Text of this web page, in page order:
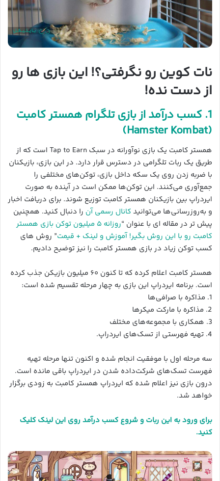
نات کوین رو نگرفتی؟! این بازی ها رو
از دست نده!
1. کسب درآمد از بازی تلگرام همستر کامبت
(Hamster Kombat)
همستر کامبت یک بازی نوآورانه در سبک Tap to Earn است که از
طریق یک ربات تلگرامی در دسترس قرار دارد. در این بازی، بازیکنان
با ضربه زدن روی یک سکه داخل بازی، توکن‌های مختلفی را
جمع‌آوری می‌کنند. این توکن‌ها ممکن است در آینده به صورت
ایردراپ بین بازیکنان همستر کامبت توزیع شوند. برای دریافت اخبار
و به‌روزرسانی‌ها می‌توانید کانال رسمی آن را دنبال کنید. همچنین
پیش تر در مقاله ای با عنوان “
روزانه ۵ میلیون توکن بازی همستر
کامبت رو با این روش بگیر! آموزش و لینک + قیمت” روش های
کسب توکن زیاد در بازی همستر کامبت را نیز توضیح دادیم.
همستر کامبت اعلام کرده که تا کنون ۶۰ میلیون بازیکن جذب کرده
است. برنامه ایردراپ این بازی به چهار مرحله تقسیم شده است:
1. مذاکره با صرافی‌ها
2. مذاکره با مارکت میکرها
3. همکاری با مجموعه‌های مختلف
4. تهیه فهرستی از تسک‌های ایردراپ.
سه مرحله اول با موفقیت انجام شده و اکنون تنها مرحله تهیه
فهرست تسک‌های شرکت‌داده شدن در ایردراپ باقی مانده است.
درون بازی نیز اعلام شده که ایردراپ همستر کامبت به زودی برگزار
خواهد شد.
برای ورود به این ربات و شروع کسب درآمد روی این لینک کلیک
کنید.